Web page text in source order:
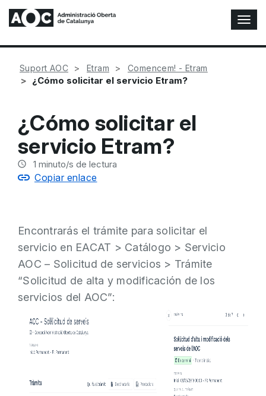
A
l
t
Suport AOC Etram Comencem! - Etram
¿Cómo solicitar el servicio Etram?
¿Cómo solicitar el
servicio Etram?
1 minuto/s de lectura
Copiar enlace
Encontrarás el trámite para solicitar el
servicio en EACAT > Catálogo > Servicio
AOC – Solicitud de servicios > Trámite
“Solicitud de alta y modificación de los
servicios del AOC”: